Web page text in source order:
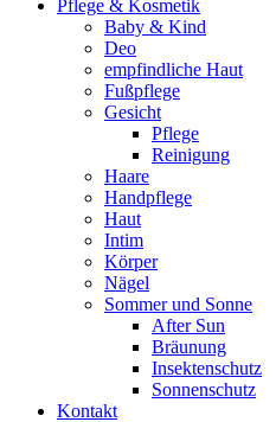
Pflege & Kosmetik
Baby & Kind
Deo
empfindliche Haut
Fußpflege
Gesicht
Pflege
Reinigung
Haare
Handpflege
Haut
Intim
Körper
Nägel
Sommer und Sonne
After Sun
Bräunung
Insektenschutz
Sonnenschutz
Kontakt